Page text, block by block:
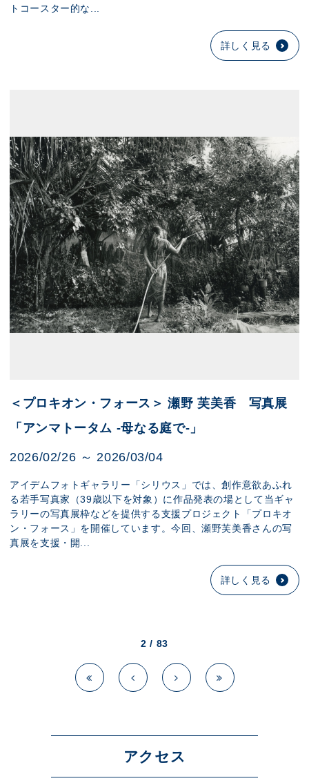
トコースター的な...
詳しく見る
＜プロキオン・フォース＞ 瀬野 芙美香 写真展
「アンマトータム -母なる庭で-」
2026/02/26 ～ 2026/03/04
アイデムフォトギャラリー「シリウス」では、創作意欲あふれ
る若手写真家（39歳以下を対象）に作品発表の場として当ギャ
ラリーの写真展枠などを提供する支援プロジェクト「プロキオ
ン・フォース」を開催しています。今回、瀬野芙美香さんの写
真展を支援・開...
詳しく見る
2 / 83
アクセス